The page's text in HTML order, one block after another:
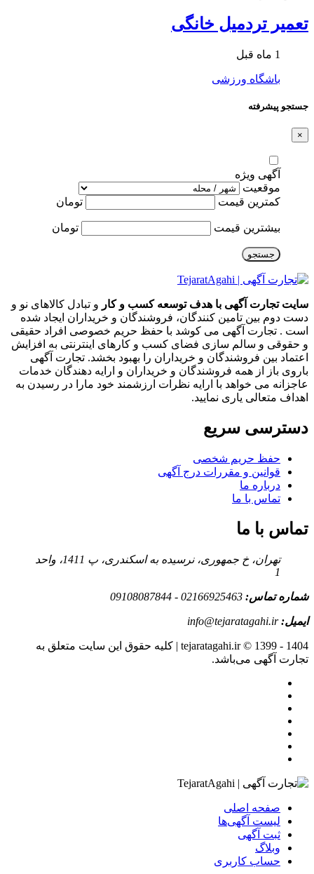
تعمیر تردمیل خانگی
1 ماه قبل
باشگاه ورزشی
جستجو پیشرفته
×
آگهی ویژه
موقعیت
کمترین قیمت
تومان
بیشترین قیمت تومان
جستجو
سایت تجارت آگهی با هدف توسعه کسب و کار و تبادل کالاهای نو و
دست دوم بین تامین کنندگان، فروشندگان و خریداران ایجاد شده
است . تجارت آگهی می کوشد با حفظ حریم خصوصی افراد حقیقی
و حقوقی و سالم سازی فضای کسب و کارهای اینترنتی به افزایش
اعتماد بین فروشندگان و خریداران را بهبود بخشد. تجارت آگهی
باروی باز از همه فروشندگان و خریداران و ارایه دهندگان خدمات
عاجزانه می خواهد با ارایه نظرات ارزشمند خود مارا در رسیدن به
اهداف متعالی یاری نمایید.
دسترسی سریع
حفظ حریم شخصی
قوانین و مقررات درج آگهی
درباره ما
تماس با ما
تماس با ما
تهران، خ جمهوری، نرسیده به اسکندری، پ 1411، واحد
1
شماره تماس: 02166925463 - 09108087844
ایمیل:info@tejaratagahi.ir
tejaratagahi.ir © 1399 - 1404 | کلیه حقوق این سایت متعلق به
تجارت آگهی می‌باشد.
صفحه اصلی
لیست آگهی‌ها
ثبت آگهی‌
وبلاگ
حساب کاربری